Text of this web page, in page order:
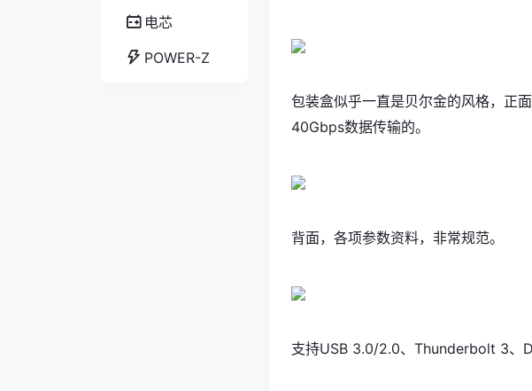
电芯
POWER-Z
包装盒似乎一直是贝尔金的风格，正
40Gbps数据传输的。
背面，各项参数资料，非常规范。
支持USB 3.0/2.0、Thunderbolt 3、